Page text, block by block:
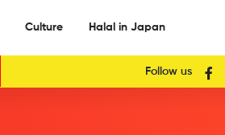
Culture Halal in Japan
Follow us